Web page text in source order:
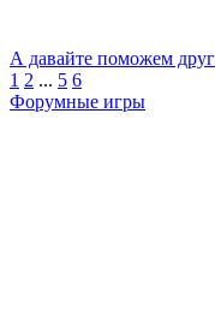
А давайте поможем
1 2 ... 5 6
Форумные игры